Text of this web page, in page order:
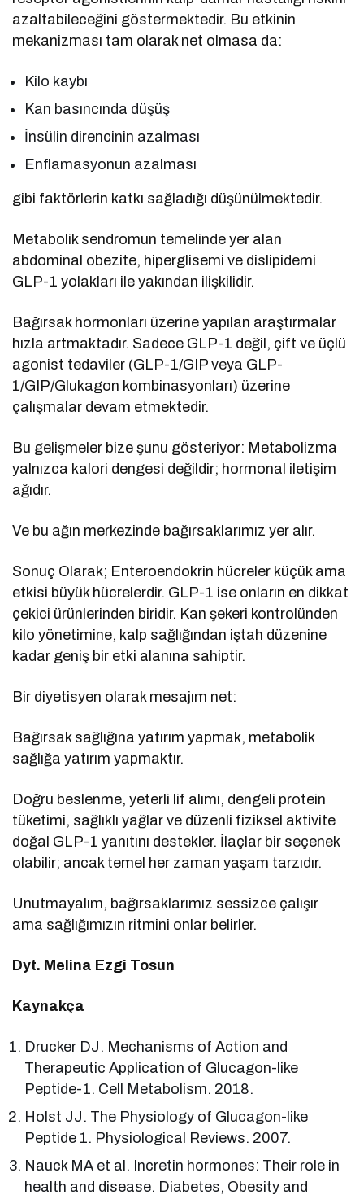
azaltabileceğini göstermektedir. Bu etkinin
mekanizması tam olarak net olmasa da:
Kilo kaybı
Kan basıncında düşüş
İnsülin direncinin azalması
Enflamasyonun azalması
gibi faktörlerin katkı sağladığı düşünülmektedir.
Metabolik sendromun temelinde yer alan
abdominal obezite, hiperglisemi ve dislipidemi
GLP-1 yolakları ile yakından ilişkilidir.
Bağırsak hormonları üzerine yapılan araştırmalar
hızla artmaktadır. Sadece GLP-1 değil, çift ve üçlü
agonist tedaviler (GLP-1/GIP veya GLP-
1/GIP/Glukagon kombinasyonları) üzerine
çalışmalar devam etmektedir.
Bu gelişmeler bize şunu gösteriyor: Metabolizma
yalnızca kalori dengesi değildir; hormonal iletişim
ağıdır.
Ve bu ağın merkezinde bağırsaklarımız yer alır.
Sonuç Olarak; Enteroendokrin hücreler küçük ama
etkisi büyük hücrelerdir. GLP-1 ise onların en dikkat
çekici ürünlerinden biridir. Kan şekeri kontrolünden
kilo yönetimine, kalp sağlığından iştah düzenine
kadar geniş bir etki alanına sahiptir.
Bir diyetisyen olarak mesajım net:
Bağırsak sağlığına yatırım yapmak, metabolik
sağlığa yatırım yapmaktır.
Doğru beslenme, yeterli lif alımı, dengeli protein
tüketimi, sağlıklı yağlar ve düzenli fiziksel aktivite
doğal GLP-1 yanıtını destekler. İlaçlar bir seçenek
olabilir; ancak temel her zaman yaşam tarzıdır.
Unutmayalım, bağırsaklarımız sessizce çalışır
ama sağlığımızın ritmini onlar belirler.
Dyt. Melina Ezgi Tosun
Kaynakça
Drucker DJ. Mechanisms of Action and
Therapeutic Application of Glucagon-like
Peptide-1. Cell Metabolism. 2018.
Holst JJ. The Physiology of Glucagon-like
Peptide 1. Physiological Reviews. 2007.
Nauck MA et al. Incretin hormones: Their role in
health and disease. Diabetes, Obesity and